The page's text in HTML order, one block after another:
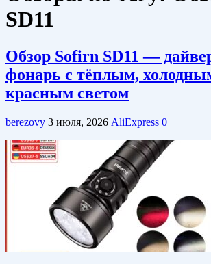
SD11
Обзор Sofirn SD11 —
фонарь с тёплым,
красным светом
berezovy 3 июля, 2026 AliExpress 0